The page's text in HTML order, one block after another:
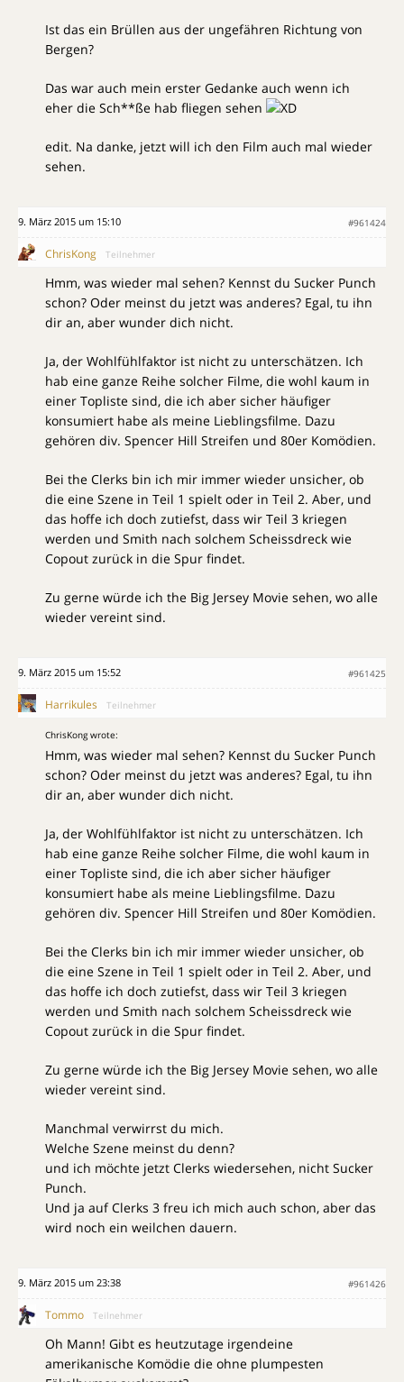
Ist das ein Brüllen aus der ungefähren Richtung von
Bergen?
Das war auch mein erster Gedanke auch wenn ich
eher die Sch**ße hab fliegen sehen
edit. Na danke, jetzt will ich den Film auch mal wieder
sehen.
9. März 2015 um 15:10 #961424
ChrisKong Teilnehmer
Hmm, was wieder mal sehen? Kennst du Sucker Punch
schon? Oder meinst du jetzt was anderes? Egal, tu ihn
dir an, aber wunder dich nicht.
Ja, der Wohlfühlfaktor ist nicht zu unterschätzen. Ich
hab eine ganze Reihe solcher Filme, die wohl kaum in
einer Topliste sind, die ich aber sicher häufiger
konsumiert habe als meine Lieblingsfilme. Dazu
gehören div. Spencer Hill Streifen und 80er Komödien.
Bei the Clerks bin ich mir immer wieder unsicher, ob
die eine Szene in Teil 1 spielt oder in Teil 2. Aber, und
das hoffe ich doch zutiefst, dass wir Teil 3 kriegen
werden und Smith nach solchem Scheissdreck wie
Copout zurück in die Spur findet.
Zu gerne würde ich the Big Jersey Movie sehen, wo alle
wieder vereint sind.
9. März 2015 um 15:52 #961425
Harrikules Teilnehmer
ChrisKong wrote:
Hmm, was wieder mal sehen? Kennst du Sucker Punch
schon? Oder meinst du jetzt was anderes? Egal, tu ihn
dir an, aber wunder dich nicht.
Ja, der Wohlfühlfaktor ist nicht zu unterschätzen. Ich
hab eine ganze Reihe solcher Filme, die wohl kaum in
einer Topliste sind, die ich aber sicher häufiger
konsumiert habe als meine Lieblingsfilme. Dazu
gehören div. Spencer Hill Streifen und 80er Komödien.
Bei the Clerks bin ich mir immer wieder unsicher, ob
die eine Szene in Teil 1 spielt oder in Teil 2. Aber, und
das hoffe ich doch zutiefst, dass wir Teil 3 kriegen
werden und Smith nach solchem Scheissdreck wie
Copout zurück in die Spur findet.
Zu gerne würde ich the Big Jersey Movie sehen, wo alle
wieder vereint sind.
Manchmal verwirrst du mich.
Welche Szene meinst du denn?
und ich möchte jetzt Clerks wiedersehen, nicht Sucker
Punch.
Und ja auf Clerks 3 freu ich mich auch schon, aber das
wird noch ein weilchen dauern.
9. März 2015 um 23:38 #961426
Tommo Teilnehmer
Oh Mann! Gibt es heutzutage irgendeine
amerikanische Komödie die ohne plumpesten